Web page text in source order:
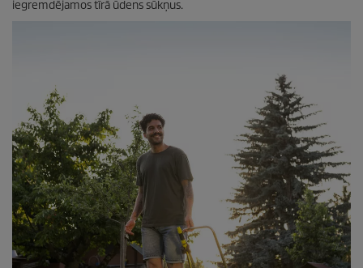
iegremdējamos tīrā ūdens sūkņus.